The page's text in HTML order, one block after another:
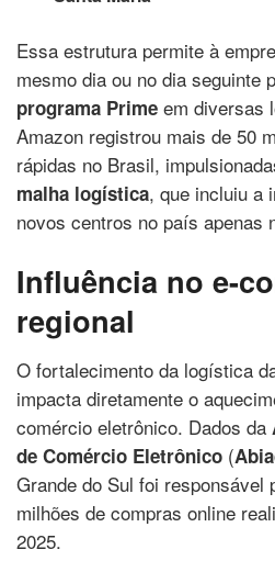
Essa estrutura permite à
mesmo dia ou no dia seguinte
programa Prime em diversas
Amazon registrou mais de 50
rápidas no Brasil,
malha logística, que incluiu a
novos centros no país apenas
Influência no e-
regional
O fortalecimento da logística
impacta diretamente o
comércio eletrônico. Dados da
de Comércio Eletrônico (
Grande do Sul foi responsável
milhões de compras online
2025.